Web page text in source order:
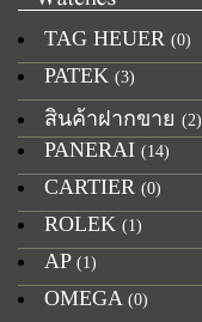
TAG HEUER (0)
PATEK (3)
สินค้าฝากขาย (2)
PANERAI (14)
CARTIER (0)
ROLEK (1)
AP (1)
OMEGA (0)